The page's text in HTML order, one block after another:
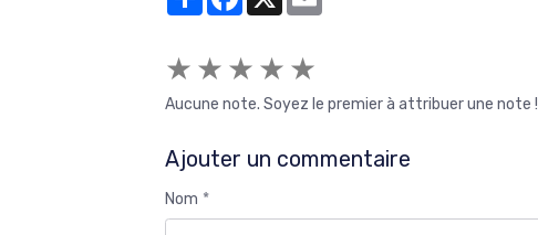
★ ★ ★ ★ ★
Aucune note. Soyez le premier à attribuer une note !
Ajouter un commentaire
Nom